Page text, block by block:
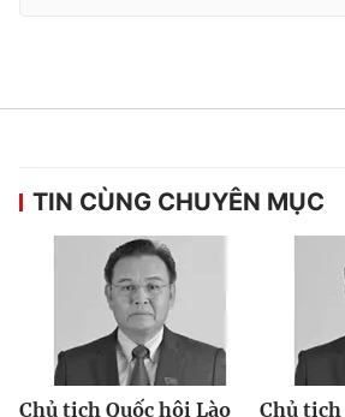
TIN CÙNG CHUYÊN MỤC
Chủ tịch Quốc hội Lào
Chủ tịch